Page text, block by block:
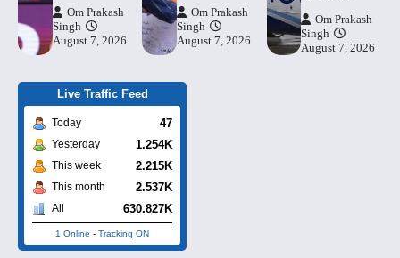
Om Prakash
Singh
August 7, 2026
Om Prakash
Singh
August 7, 2026
Om Prakash
Singh
August 7, 2026
Live Traffic Feed
Today 47
Yesterday 1.254K
This week 2.215K
This month 2.537K
All 630.827K
1 Online - Tracking ON